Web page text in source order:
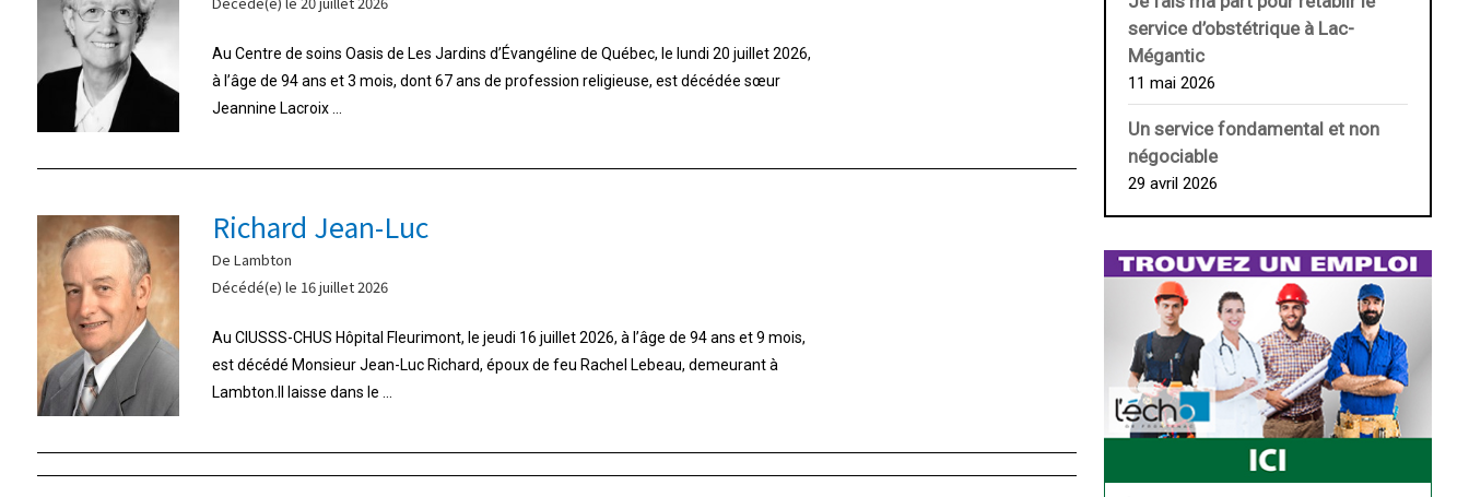
Au Centre de soins Oasis de Les Jardins d’Évangéline de Québec, le lundi 20 juillet 2026,
à l’âge de 94 ans et 3 mois, dont 67 ans de profession religieuse, est décédée sœur
Jeannine Lacroix ...
Richard Jean-Luc
De Lambton
Décédé(e) le 16 juillet 2026
Au CIUSSS-CHUS Hôpital Fleurimont, le jeudi 16 juillet 2026, à l’âge de 94 ans et 9 mois,
est décédé Monsieur Jean-Luc Richard, époux de feu Rachel Lebeau, demeurant à
Lambton.Il laisse dans le ...
service d’obstétrique à Lac-
Mégantic
11 mai 2026
Un service fondamental et non
négociable
29 avril 2026